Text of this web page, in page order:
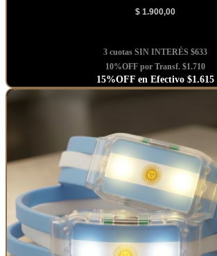
$ 1.900,00
3 cuotas SIN INTERÉS $633
10%OFF por Transf. $1.710
15%OFF en Efectivo $1.615